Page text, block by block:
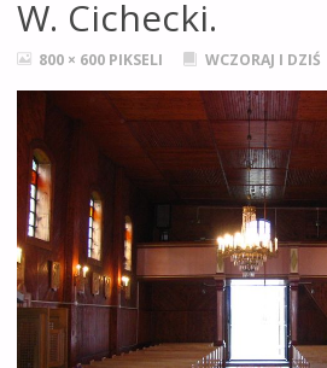
W. Cichecki.
PEŁNY800 × 600 PIKSELI WCZORAJ I DZIŚ